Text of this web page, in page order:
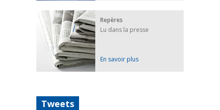
Repères
Lu dans la presse
En savoir plus
Tweets